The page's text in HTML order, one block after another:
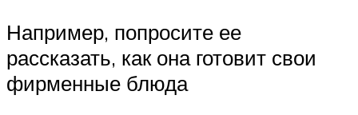
Например, попросите ее
рассказать, как она готовит свои
фирменные блюда